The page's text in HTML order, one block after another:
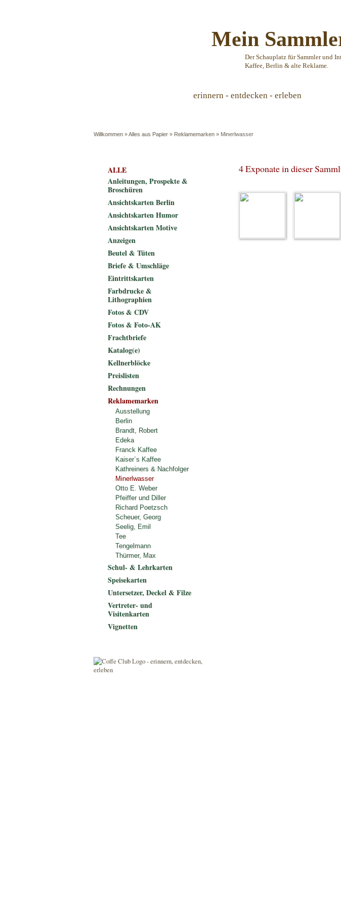
Mein
Der Schauplatz für Sammler und
Kaffee, Berlin & alte Reklame.
erinnern - entdecken - erleben
Willkommen »Alles aus Papier » Reklamemarken » Minerlwasser
4 Exponate in dieser
ALLE
Anleitungen, Prospekte &
Broschüren
Ansichtskarten Berlin
Ansichtskarten Humor
Ansichtskarten Motive
Anzeigen
Beutel & Tüten
Briefe & Umschläge
Eintrittskarten
Farbdrucke &
Lithographien
Fotos & CDV
Fotos & Foto-AK
Frachtbriefe
Katalog(e)
Kellnerblöcke
Preislisten
Rechnungen
Reklamemarken
Ausstellung
Berlin
Brandt, Robert
Edeka
Franck Kaffee
Kaiser´s Kaffee
Kathreiners & Nachfolger
Minerlwasser
Otto E. Weber
Pfeiffer und Diller
Richard Poetzsch
Scheuer, Georg
Seelig, Emil
Tee
Tengelmann
Thürmer, Max
Schul- & Lehrkarten
Speisekarten
Untersetzer, Deckel & Filze
Vertreter- und
Visitenkarten
Vignetten